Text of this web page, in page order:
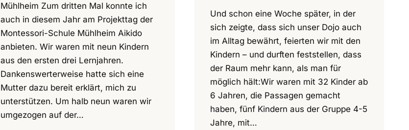
Mühlheim Zum dritten Mal konnte ich
auch in diesem Jahr am Projekttag der
Montessori-Schule Mühlheim Aikido
anbieten. Wir waren mit neun Kindern
aus den ersten drei Lernjahren.
Dankenswerterweise hatte sich eine
Mutter dazu bereit erklärt, mich zu
unterstützen. Um halb neun waren wir
umgezogen auf der…
Und schon eine Woche später, in der
sich zeigte, dass sich unser Dojo auch
im Alltag bewährt, feierten wir mit den
Kindern – und durften feststellen, dass
der Raum mehr kann, als man für
möglich hält:Wir waren mit 32 Kinder ab
6 Jahren, die Passagen gemacht
haben, fünf Kindern aus der Gruppe 4-5
Jahre, mit…